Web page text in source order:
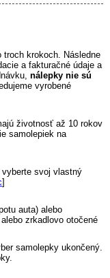
troch krokoch. Následne
a fakturačné údaje a
nálepky nie sú
vyrobené
životnosť až 10 rokov
samolepiek na
svoj vlastný
]
auta) alebo
zrkadlovo otočené
samolepky ukončený.